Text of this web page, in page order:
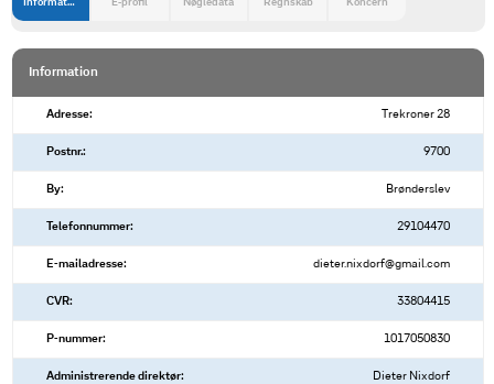
Information E-profil Nøgledata Regnskab Koncern
Information
Adresse: Trekroner 28
Postnr.: 9700
By: Brønderslev
Telefonnummer: 29104470
E-mailadresse: dieter.nixdorf@gmail.com
CVR: 33804415
P-nummer: 1017050830
Administrerende direktør: Dieter Nixdorf